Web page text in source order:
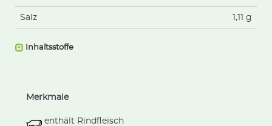
Salz 1,11 g
Inhaltsstoffe
Merkmale
enthält Rindfleisch